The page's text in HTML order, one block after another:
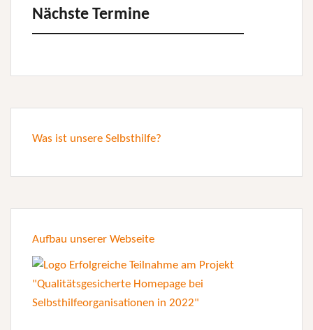
Nächste Termine
Was ist unsere Selbsthilfe?
Aufbau unserer Webseite